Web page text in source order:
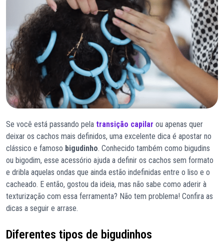
Se você está passando pela transição capilar ou apenas quer
deixar os cachos mais definidos, uma excelente dica é apostar no
clássico e famoso bigudinho. Conhecido também como bigudins
ou bigodim, esse acessório ajuda a definir os cachos sem formato
e dribla aquelas ondas que ainda estão indefinidas entre o liso e o
cacheado. E então, gostou da ideia, mas não sabe como aderir à
texturização com essa ferramenta? Não tem problema! Confira as
dicas a seguir e arrase.
Diferentes tipos de bigudinhos